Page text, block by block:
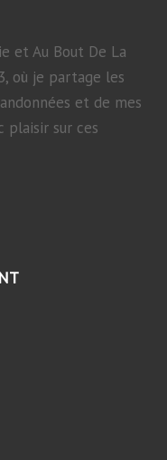
et Au Bout De La
où je partage les
et de mes
plaisir sur ces